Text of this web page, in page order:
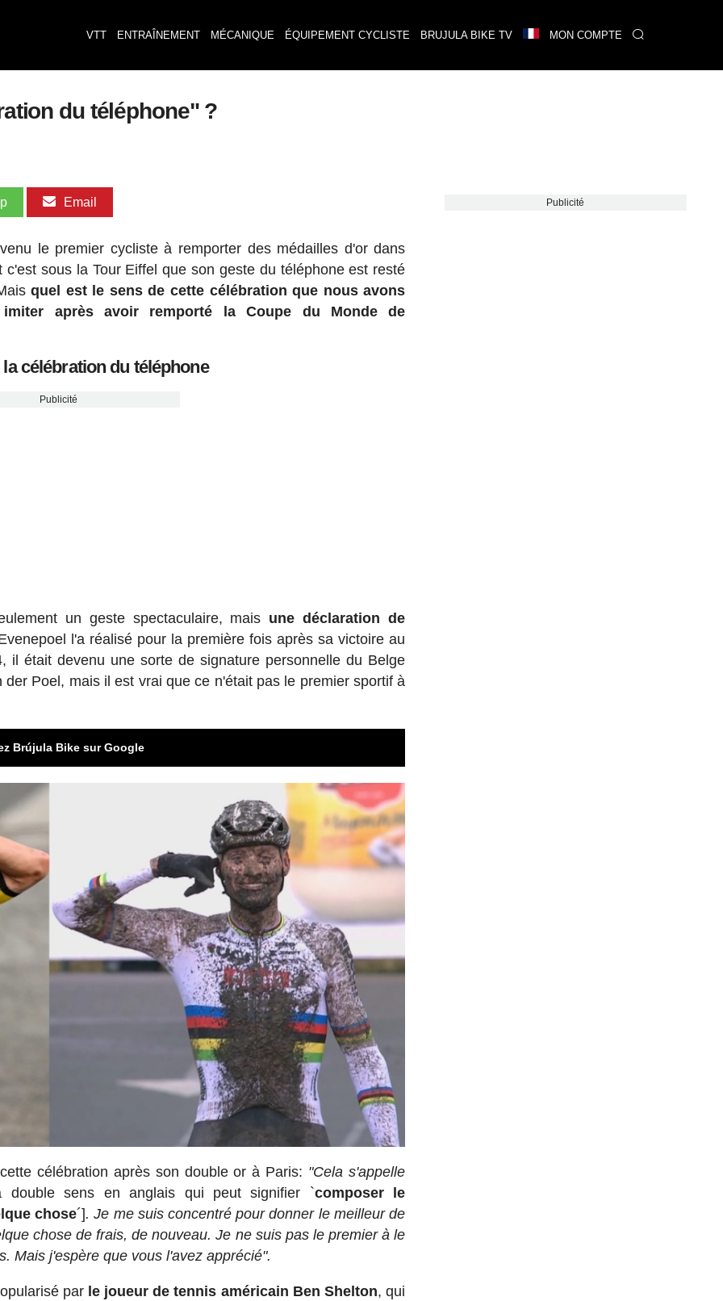
VTT ENTRAÎNEMENT MÉCANIQUE ÉQUIPEMENT CYCLISTE BRUJULA BIKE TV MON COMPTE
du téléphone" ?
Email
le premier cycliste à remporter des médailles d'or dans
sous la Tour Eiffel que son geste du téléphone est resté
quel est le sens de cette célébration que nous avons
après avoir remporté la Coupe du Monde de
célébration du téléphone
Publicité
un geste spectaculaire, mais une déclaration de
l'a réalisé pour la première fois après sa victoire au
il était devenu une sorte de signature personnelle du Belge
Poel, mais il est vrai que ce n'était pas le premier sportif à
Brújula Bike sur Google
célébration après son double or à Paris: "Cela s'appelle
double sens en anglais qui peut signifier `composer le
chose´]. Je me suis concentré pour donner le meilleur de
chose de frais, de nouveau. Je ne suis pas le premier à le
Mais j'espère que vous l'avez apprécié".
par le joueur de tennis américain Ben Shelton, qui
Publicité